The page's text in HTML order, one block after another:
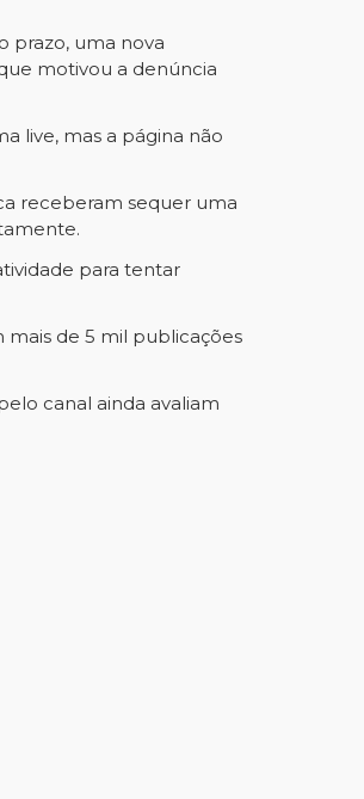
prazo, uma nova
motivou a denúncia
live, mas a página não
receberam sequer uma
para tentar
mais de 5 mil publicações
canal ainda avaliam